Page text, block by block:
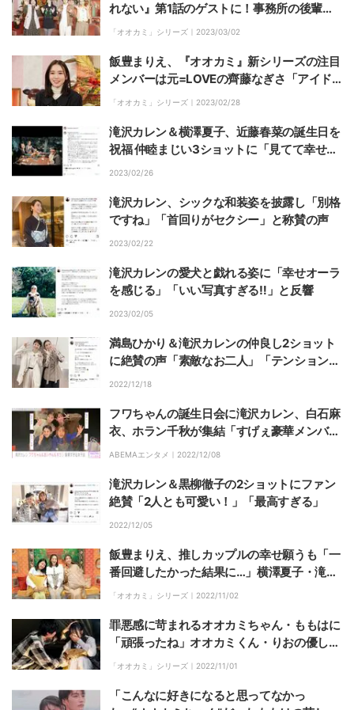
れない』第1話のゲストに！事務所の後輩・
夏生大湖にエールも
「オオカミ」シリーズ｜ 2023/03/02
飯豊まりえ、『オオカミ』新シリーズの注目
メンバーは元=LOVEの齊藤なぎさ「アイド
ルを卒業してすぐ出てくださる勇気と挑戦が
「オオカミ」シリーズ｜ 2023/02/28
滝沢カレン＆横澤夏子、近藤春菜の誕生日を
祝福 仲睦まじい3ショットに「見てて幸せ」
「愛があふれてる」の声
2023/02/26
滝沢カレン、シックな和装姿を披露し「別格
ですね」「首回りがセクシー」と称賛の声
2023/02/22
滝沢カレンの愛犬と戯れる姿に「幸せオーラ
を感じる」「いい写真すぎる‼︎」と反響
2023/02/05
満島ひかり＆滝沢カレンの仲良し2ショット
に絶賛の声「素敵なお二人」「テンションあ
がりました！」
2022/12/18
フワちゃんの誕生日会に滝沢カレン、白石麻
衣、ホラン千秋が集結「すげぇ豪華メンバ
ー」「グータンヌーボみたい」とファン驚き
ABEMAエンタメ｜ 2022/12/08
滝沢カレン＆黒柳徹子の2ショットにファン
絶賛「2人とも可愛い！」「最高すぎる」
2022/12/05
飯豊まりえ、推しカップルの幸せ願うも「一
番回避したかった結果に…」横澤夏子・滝沢
カレン、3人のMCが見守った今回の『オオ
「オオカミ」シリーズ｜ 2022/11/02
罪悪感に苛まれるオオカミちゃん・ももはに
「頑張ったね」オオカミくん・りおの優しさ
に嗚咽『オオカミちゃんとオオカミくん』最
「オオカミ」シリーズ｜ 2022/11/01
「こんなに好きになると思ってなかっ